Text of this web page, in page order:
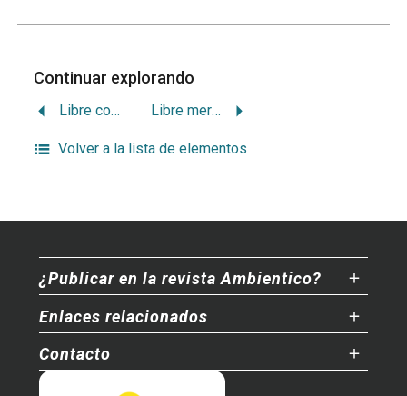
Continuar explorando
Libre comercio vs. ambiente en Alca Libre mercado, ambiente y fuerza de trabajo
Volver a la lista de elementos
¿Publicar en la revista Ambientico?
Enlaces relacionados
Contacto